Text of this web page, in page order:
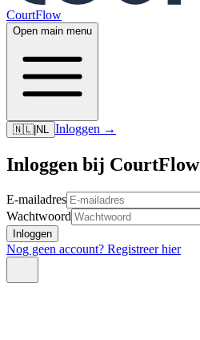
CourtFlow
Open main menu
🇳🇱| NL Inloggen →
Inloggen bij CourtFlow
E-mailadres
Wachtwoord
Inloggen
Nog geen account? Registreer hier